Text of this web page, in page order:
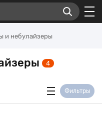
и небулайзеры
4
Фильтры